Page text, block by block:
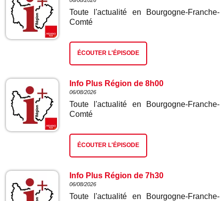
Toute l'actualité en Bourgogne-Franche-
Comté
ÉCOUTER L'ÉPISODE
Info Plus Région de 8h00
06/08/2026
Toute l'actualité en Bourgogne-Franche-
Comté
ÉCOUTER L'ÉPISODE
Info Plus Région de 7h30
06/08/2026
Toute l'actualité en Bourgogne-Franche-